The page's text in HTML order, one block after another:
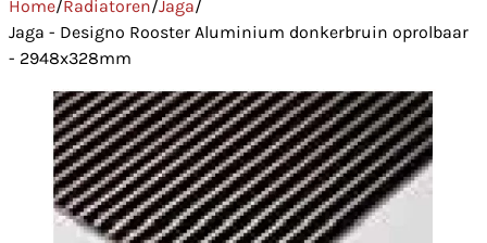
Home/Radiatoren/Jaga/
Jaga - Designo Rooster Aluminium donkerbruin oprolbaar
- 2948x328mm